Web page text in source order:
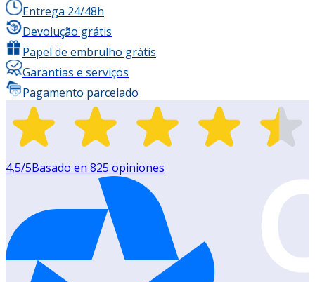
Entrega 24/48h
Devolução grátis
Papel de embrulho grátis
Garantias e serviços
Pagamento parcelado
4,5/5Basado en 825 opiniones